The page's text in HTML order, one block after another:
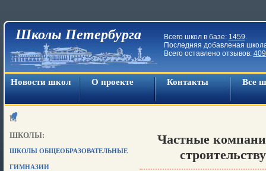
Школы Петербурга Всего школ в базе: 1459.
Последняя добавленая
Всего оставлено отзывов:
Новости школ О проекте Контакты Все
ШКОЛЫ:
ШКОЛЫ ОБЩЕОБРАЗОВАТЕЛЬНЫЕ
ГИМНАЗИИ
Частные